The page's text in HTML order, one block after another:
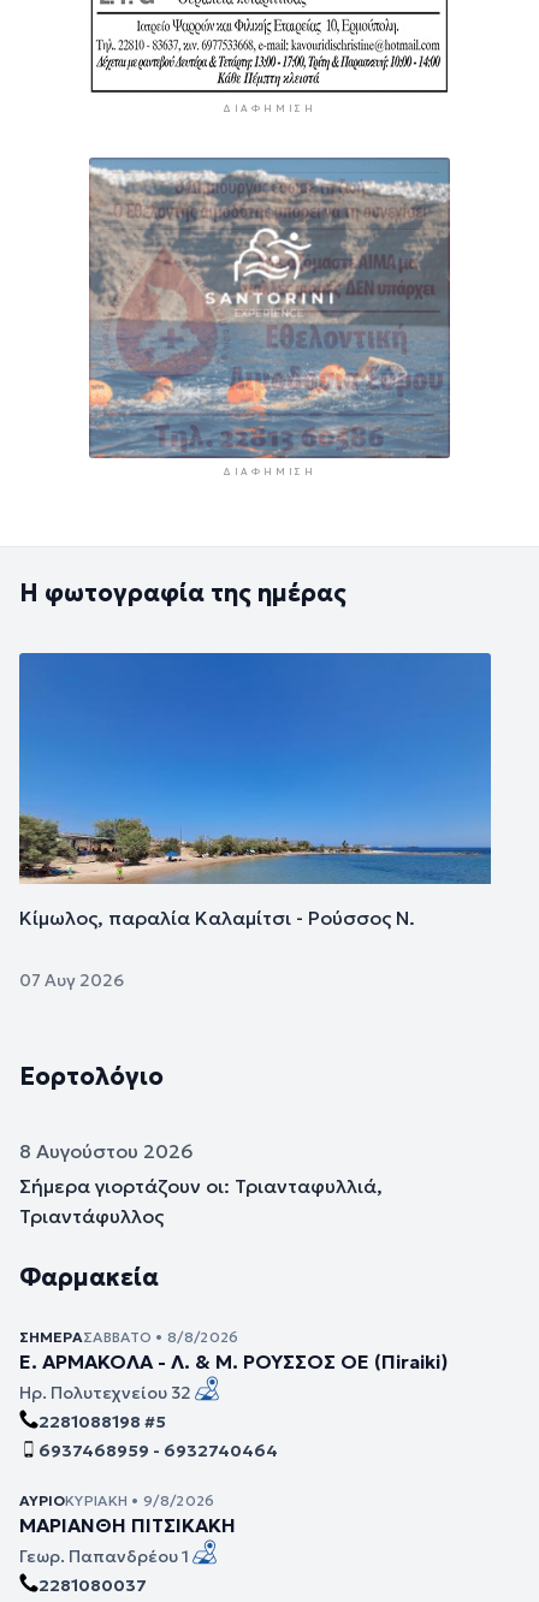
ΔΙΑΦΉΜΙΣΗ
ΔΙΑΦΉΜΙΣΗ
Η φωτογραφία της ημέρας
Κίμωλος, παραλία Καλαμίτσι - Ρούσσος Ν.
07 Αυγ 2026
Εορτολόγιο
8 Αυγούστου 2026
Σήμερα γιορτάζουν οι: Τριανταφυλλιά,
Τριαντάφυλλος
Φαρμακεία
ΣΉΜΕΡΑΣΆΒΒΑΤΟ • 8/8/2026
Ε. ΑΡΜΑΚΟΛΑ - Λ. & Μ. ΡΟΥΣΣΟΣ ΟΕ (Πiraiki)
Ηρ. Πολυτεχνείου 32
2281088198 #5
6937468959 - 6932740464
ΑΎΡΙΟΚΥΡΙΑΚΉ • 9/8/2026
ΜΑΡΙΑΝΘΗ ΠΙΤΣΙΚΑΚΗ
Γεωρ. Παπανδρέου 1
2281080037